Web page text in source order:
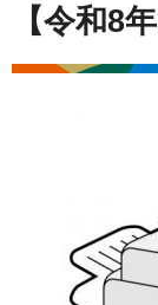
【令和8